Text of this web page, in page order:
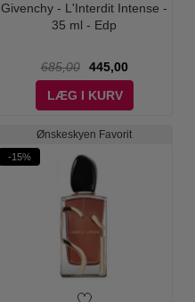
Givenchy - L'Interdit Intense -
35 ml - Edp
685,00
445,00
LÆG I KURV
Ønskeskyen Favorit
-15%